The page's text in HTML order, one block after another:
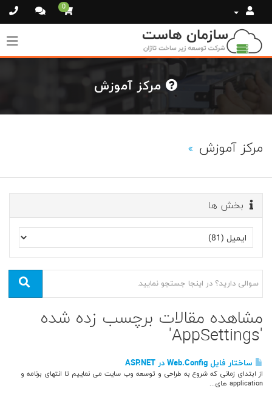
0
مرکز آموزش
بخش ها
مشاهده مقالات برچسب زده شده
'AppSettings'
ساختار فایل Web.Config در ASP.NET
از ابتدای زمانی که شروع به طراحی و توسعه وب سایت می نماییم تا انتهای برنامه و
application های...